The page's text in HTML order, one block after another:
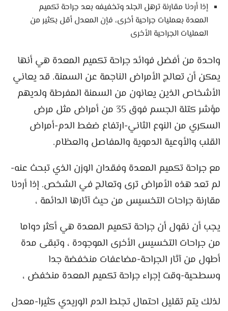
إذا أردنا مقارنة ترهل الجلد وتخفيفه بعد جراحة تكميم
المعدة بعمليات جراحية أخرى، فإن المعدل أقل بكثير من
العمليات الجراحية الأخرى
واحدة من أفضل فوائد جراحة تكميم المعدة هي أنها
يمكن أن تعالج الأمراض الناجمة عن السمنة. قد يعاني
الأشخاص الذين يعانون من السمنة المفرطة ولديهم
مؤشر كتلة الجسم فوق 35 من أمراض مثل مرض
السكري من النوع الثاني-ارتفاع ضغط الدم-أمراض
القلب والأوعية الدموية والمفاصل والعظام.
مع جراحة تكميم المعدة وفقدان الوزن الذي تبحث عنه-
لم تعد هذه الأمراض ترى وتعالج في الشخص. إذا أردنا
مقارنة جراحات التخسيس من حيث آثارها الدائمة ،
يجب أن نقول أن جراحة تكميم المعدة هي أكثر دواما
من جراحات التخسيس الأخرى الموجودة ، وتبقى مدة
أطول من آثار الجراحة-مضاعفات منخفضة جدا
وسطحية-وقت إجراء جراحة تكميم المعدة منخفض ،
لذلك يتم تقليل احتمال تجلط الدم الوريدي كثيرا-معدل